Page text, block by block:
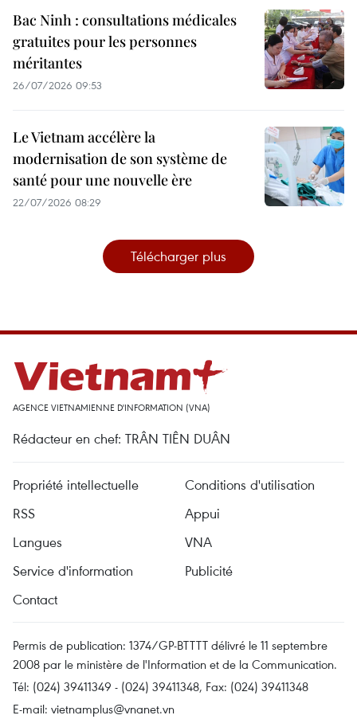
Bac Ninh : consultations médicales
gratuites pour les personnes
méritantes
26/07/2026 09:53
Le Vietnam accélère la
modernisation de son système de
santé pour une nouvelle ère
22/07/2026 08:29
Télécharger plus
AGENCE VIETNAMIENNE D'INFORMATION (VNA)
Rédacteur en chef: TRÂN TIÊN DUÂN
Propriété intellectuelle
Conditions d'utilisation
RSS
Appui
Langues
VNA
Service d'information
Publicité
Contact
Permis de publication: 1374/GP-BTTTT délivré le 11 septembre
2008 par le ministère de l'Information et de la Communication.
Tél: (024) 39411349 - (024) 39411348, Fax: (024) 39411348
E-mail: vietnamplus@vnanet.vn